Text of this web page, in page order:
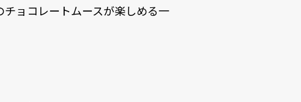
ョコレートムースが楽しめる一